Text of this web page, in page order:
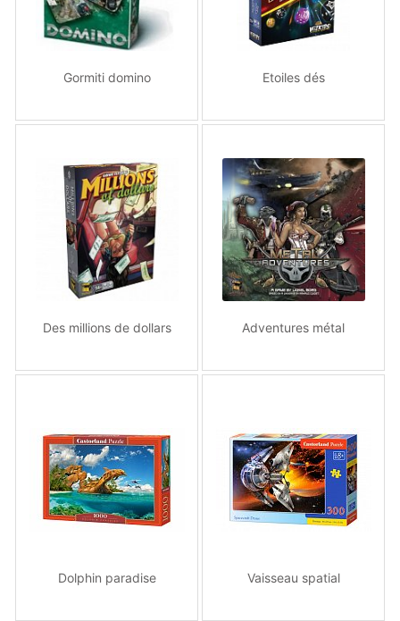
Gormiti domino Etoiles dés
Des millions de dollars Adventures métal
Dolphin paradise Vaisseau spatial